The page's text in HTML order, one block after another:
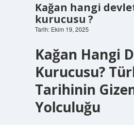
Kağan hangi
kurucusu ?
Tarih: Ekim 19, 2025
Kağan Hangi
Kurucusu?
Tarihinin
Yolculuğu